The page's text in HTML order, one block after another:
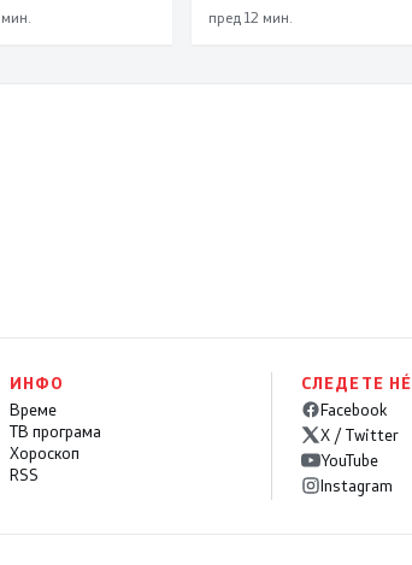
исклучиво за
пред 12 мин.
ИНФО
Време
ТВ програма
Хороскоп
RSS
СЛЕДЕТЕ НÉ
Facebook
X / Twitter
YouTube
Instagram